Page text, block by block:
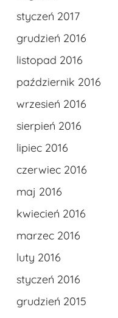
styczeń 2017
grudzień 2016
listopad 2016
październik 2016
wrzesień 2016
sierpień 2016
lipiec 2016
czerwiec 2016
maj 2016
kwiecień 2016
marzec 2016
luty 2016
styczeń 2016
grudzień 2015